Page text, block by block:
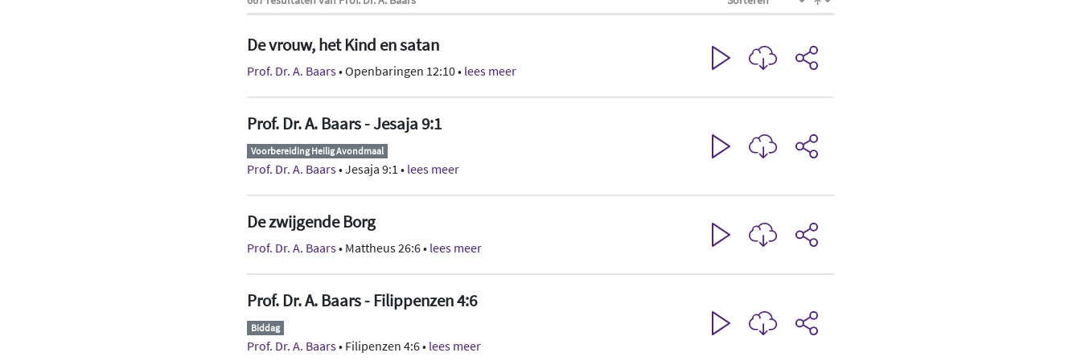
De vrouw, het Kind en satan
Prof. Dr. A. Baars• Openbaringen 12:10 • lees meer
Prof. Dr. A. Baars - Jesaja 9:1
Voorbereiding Heilig Avondmaal
Prof. Dr. A. Baars• Jesaja 9:1 • lees meer
De zwijgende Borg
Prof. Dr. A. Baars• Mattheus 26:6 • lees meer
Prof. Dr. A. Baars - Filippenzen 4:6
Biddag
Prof. Dr. A. Baars• Filipenzen 4:6 • lees meer